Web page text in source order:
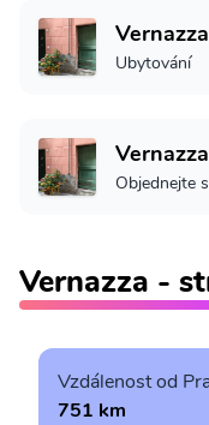
Ubytování
Objednejte
Vernazza -
Vzdálenost od
751 km